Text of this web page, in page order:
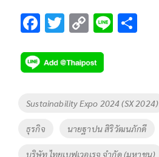
F
e
b
o
o
k
T
tt
er
C
p
y
Li
n
k
Li
Tags
Sustainability Expo 2024 (SX 2024)
ธุรกิจ นายฐาปน สิริวัฒนภักดี
บริษัท ไทยเบฟเวอเรจ จำกัด (มหาชน)